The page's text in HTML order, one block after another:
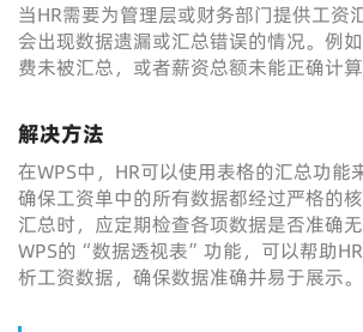
当HR需要为管理层或财务部门提供工资
会出现数据遗漏或汇总错误的情况。例
费未被汇总，或者薪资总额未能正确计算
解决方法
在WPS中，HR可以使用表格的汇总功能
确保工资单中的所有数据都经过严格的
汇总时，应定期检查各项数据是否准确
WPS的“数据透视表”功能，可以帮助
析工资数据，确保数据准确并易于展示。